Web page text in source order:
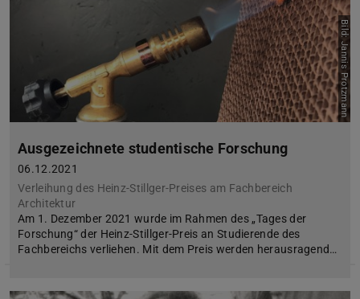
Bild: Jannis Protzmann
Ausgezeichnete studentische Forschung
06.12.2021
Verleihung des Heinz-Stillger-Preises am Fachbereich
Architektur
Am 1. Dezember 2021 wurde im Rahmen des „Tages der
Forschung“ der Heinz-Stillger-Preis an Studierende des
Fachbereichs verliehen. Mit dem Preis werden herausragend…